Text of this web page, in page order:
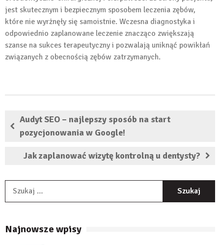
jest skutecznym i bezpiecznym sposobem leczenia zębów,
które nie wyrżnęły się samoistnie. Wczesna diagnostyka i
odpowiednio zaplanowane leczenie znacząco zwiększają
szanse na sukces terapeutyczny i pozwalają uniknąć powikłań
związanych z obecnością zębów zatrzymanych.
Audyt SEO – najlepszy sposób na start
pozycjonowania w Google!
Jak zaplanować wizytę kontrolną u dentysty?
Najnowsze wpisy